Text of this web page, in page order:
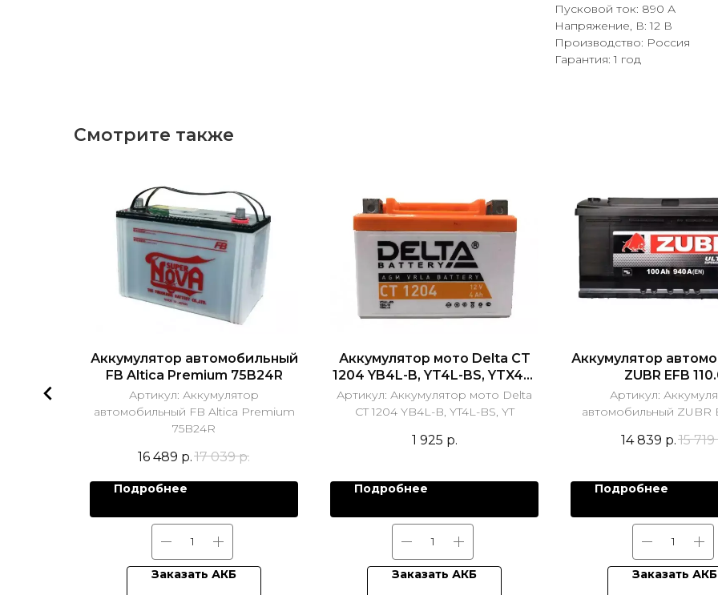
Пусковой ток: 890 А
Напряжение, В: 12 В
Производство: Россия
Гарантия: 1 год
Смотрите также
Аккумулятор автомобильный
FB Altica Premium 75B24R
Артикул: Аккумулятор
автомобильный FB Altica Premium
75B24R
16 489 р. 17 039 р.
Подробнее
Заказать АКБ
Аккумулятор мото Delta CT
1204 YB4L-B, YT4L-BS, YTX4L-
BS AGM
Артикул: Аккумулятор мото Delta
CT 1204 YB4L-B, YT4L-BS, YT
1 925 р.
Подробнее
Заказать АКБ
Аккумулятор
ZUBR EFB
Артикул:
автомобильный ZUBR
14 839 р.15 719
Подробнее
Заказать АКБ